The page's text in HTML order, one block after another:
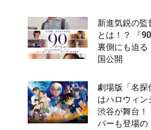
新進気鋭の監
とは！？ 『
裏側にも迫る
国公開
劇場版「名探
はハロウィン
渋谷が舞台
バーも登場の